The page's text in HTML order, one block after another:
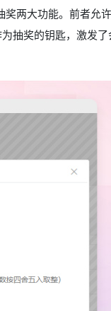
两大功能。前者允
抽奖的钥匙，激发